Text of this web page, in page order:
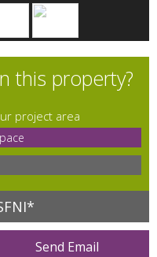
this property?
project area
Send Email